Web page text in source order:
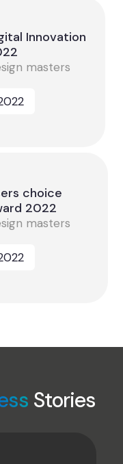
Innovation
masters
choice
2022
masters
Stories